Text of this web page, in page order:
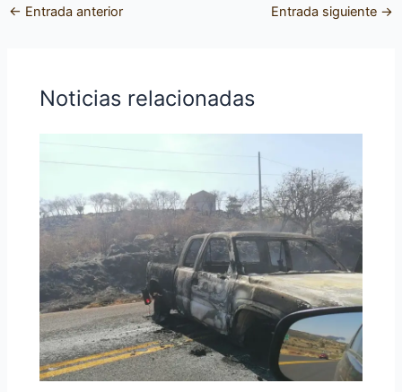
← Entrada anterior Entrada siguiente →
Noticias relacionadas